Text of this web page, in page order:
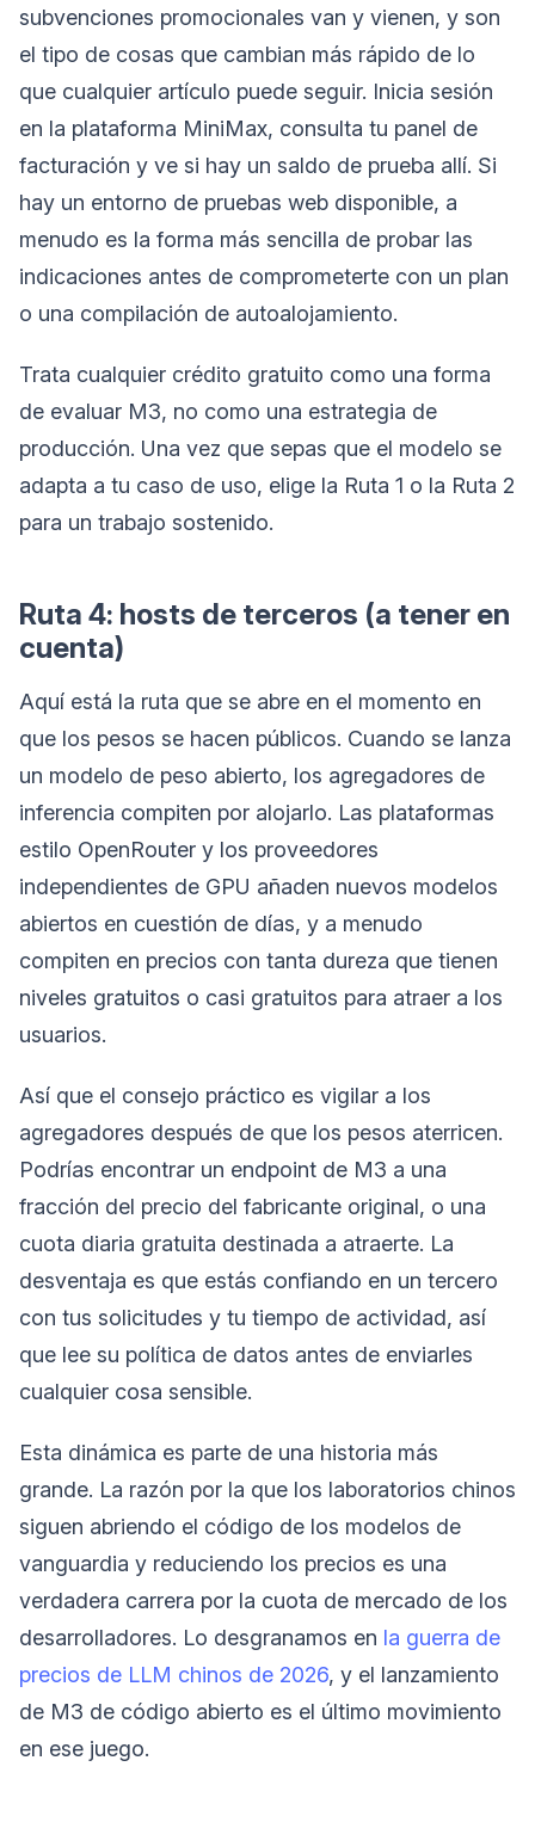
subvenciones promocionales van y vienen, y son
el tipo de cosas que cambian más rápido de lo
que cualquier artículo puede seguir. Inicia sesión
en la plataforma MiniMax, consulta tu panel de
facturación y ve si hay un saldo de prueba allí. Si
hay un entorno de pruebas web disponible, a
menudo es la forma más sencilla de probar las
indicaciones antes de comprometerte con un plan
o una compilación de autoalojamiento.
Trata cualquier crédito gratuito como una forma
de evaluar M3, no como una estrategia de
producción. Una vez que sepas que el modelo se
adapta a tu caso de uso, elige la Ruta 1 o la Ruta 2
para un trabajo sostenido.
Ruta 4: hosts de terceros (a tener en
cuenta)
Aquí está la ruta que se abre en el momento en
que los pesos se hacen públicos. Cuando se lanza
un modelo de peso abierto, los agregadores de
inferencia compiten por alojarlo. Las plataformas
estilo OpenRouter y los proveedores
independientes de GPU añaden nuevos modelos
abiertos en cuestión de días, y a menudo
compiten en precios con tanta dureza que tienen
niveles gratuitos o casi gratuitos para atraer a los
usuarios.
Así que el consejo práctico es vigilar a los
agregadores después de que los pesos aterricen.
Podrías encontrar un endpoint de M3 a una
fracción del precio del fabricante original, o una
cuota diaria gratuita destinada a atraerte. La
desventaja es que estás confiando en un tercero
con tus solicitudes y tu tiempo de actividad, así
que lee su política de datos antes de enviarles
cualquier cosa sensible.
Esta dinámica es parte de una historia más
grande. La razón por la que los laboratorios chinos
siguen abriendo el código de los modelos de
vanguardia y reduciendo los precios es una
verdadera carrera por la cuota de mercado de los
desarrolladores. Lo desgranamos en la guerra de
precios de LLM chinos de 2026, y el lanzamiento
de M3 de código abierto es el último movimiento
en ese juego.